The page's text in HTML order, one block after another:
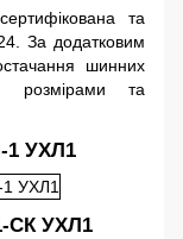
та
За додатковим
шинних
розмірами та
1 УХЛ1
СК УХЛ1